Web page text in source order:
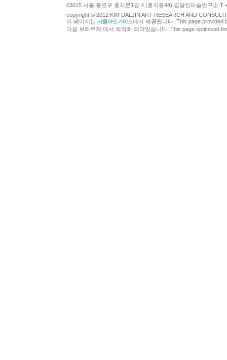
03015 서울 종로구 홍지문1길 4 (홍지동44) 김달진미술연구소 T
copyright © 2012 KIM DALJIN ART RESEARCH AND
이 페이지는 서울아트가이드에서 제공됩니다. This page provided
다음 브라우져 에서 최적화 되어있습니다. This page optimized